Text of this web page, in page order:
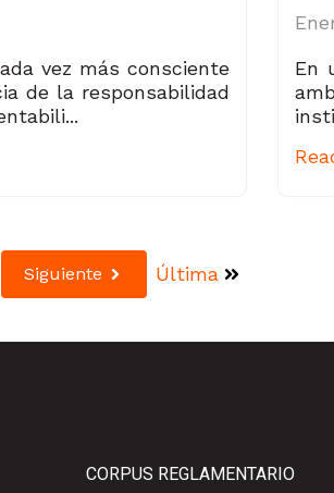
vez más consciente
de la responsabilidad
En
Siguiente Última
CORPUS REGLAMENTARIO